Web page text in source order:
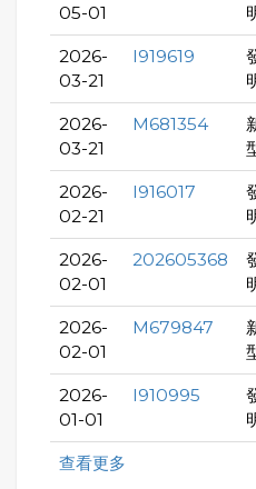
05-01
2026-
03-21
I919619
2026-
03-21
M681354
2026-
02-21
I916017
2026-
02-01
202605368
2026-
02-01
M679847
2026-
01-01
I910995
查看更多